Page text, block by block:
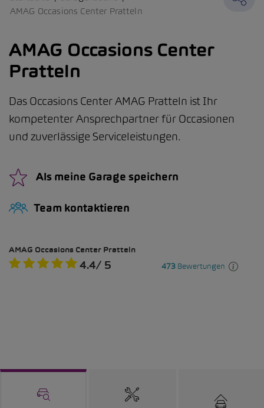
AMAG Occasions Center Pratteln
AMAG Occasions Center
Pratteln
Das Occasions Center AMAG Pratteln ist Ihr
kompetenter Ansprechpartner für Occasionen
und zuverlässige Serviceleistungen.
Als meine Garage speichern
Team kontaktieren